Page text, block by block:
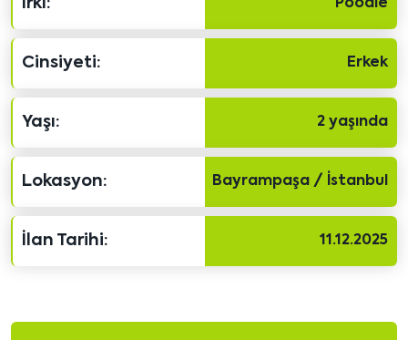
Irkı: Poodle
Cinsiyeti: Erkek
Yaşı: 2 yaşında
Lokasyon: Bayrampaşa / İstanbul
İlan Tarihi: 11.12.2025